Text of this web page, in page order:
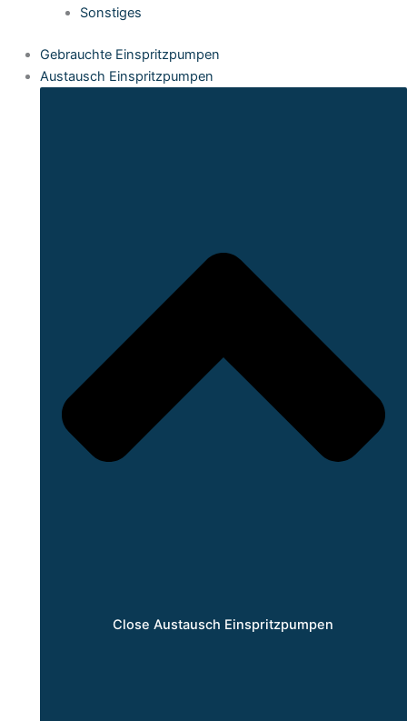
Sonstiges
Gebrauchte Einspritzpumpen
Austausch Einspritzpumpen
Close Austausch Einspritzpumpen